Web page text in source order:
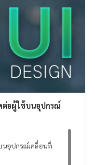
ต่อผู้ใช้บนอุปกรณ์
นอุปกรณ์เคลื่อนที่